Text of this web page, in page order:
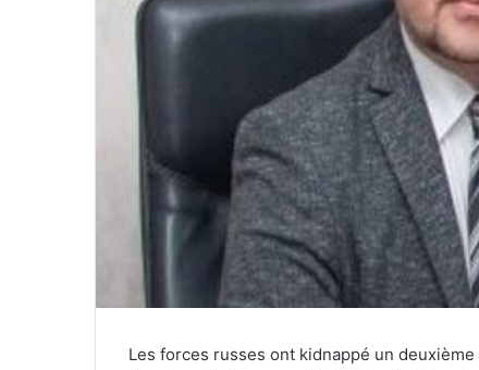
Les forces russes ont kidnappé un